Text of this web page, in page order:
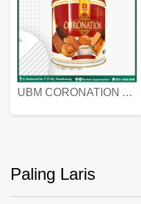
UBM CORONATION ASSORTED BISKUIT KALENG 450 GRAM
Paling Laris